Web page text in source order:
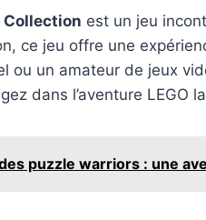
Collection est un jeu
ce jeu offre une
ou un amateur de jeux
dans l’aventure LEGO
puzzle warriors : une